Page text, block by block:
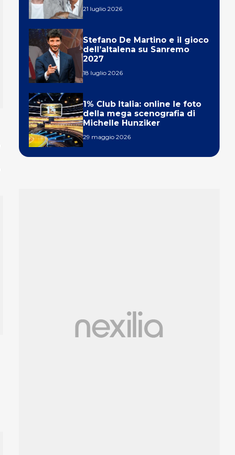
21 luglio 2026
Stefano De Martino e il gioco
dell’altalena su Sanremo
2027
18 luglio 2026
1% Club Italia: online le foto
della mega scenografia di
Michelle Hunziker
29 maggio 2026